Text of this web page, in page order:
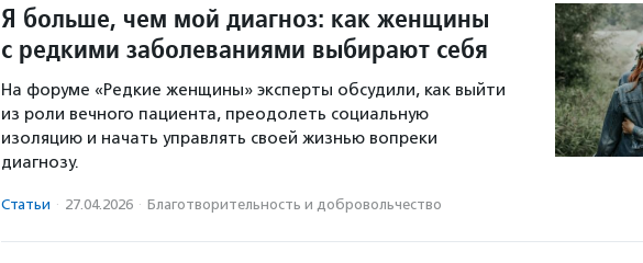
Я больше, чем мой диагноз: как женщины
с редкими заболеваниями выбирают себя
На форуме «Редкие женщины» эксперты обсудили, как выйти
из роли вечного пациента, преодолеть социальную
изоляцию и начать управлять своей жизнью вопреки
диагнозу.
Статьи · 27.04.2026 · Благотвори­тель­ность и доброволь­чест­во